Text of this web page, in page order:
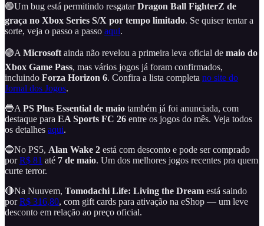
🟢Um bug está permitindo resgatarDragon Ball FighterZ de
graça no Xbox Series S/X por tempo limitado. Se quiser tentar a
sorte, veja o passo a passo aqui.
🟢A Microsoft ainda não revelou a primeira leva oficial de maio do
Xbox Game Pass, mas vários jogos já foram confirmados,
incluindo Forza Horizon 6. Confira a lista completa no site do
Jornal dos Jogos.
🔵A PS Plus Essential de maio também já foi anunciada, com
destaque para EA Sports FC 26 entre os jogos do mês. Veja todos
os detalhes aqui.
🔵No PS5, Alan Wake 2 está com desconto e pode ser comprado
porR$ 81 até 7 de maio. Um dos melhores jogos recentes pra quem
curte terror.
🔴Na Nuuvem, Tomodachi Life: Living the Dream está saindo
porR$ 316,80, com gift cards para ativação na eShop — um leve
desconto em relação ao preço oficial.